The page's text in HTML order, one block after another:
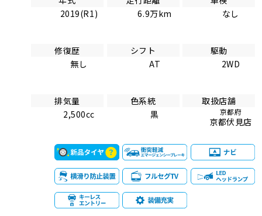
2019(R1)
6.9万km
なし
修復歴
無し
シフト
AT
駆動
2WD
排気量
2,500cc
色系統
黒
取扱店舗
京都府
京都伏見店